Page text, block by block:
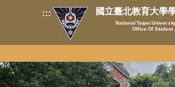
內
容
::: 國立臺北教育大學
National Taipei
Office Of Student